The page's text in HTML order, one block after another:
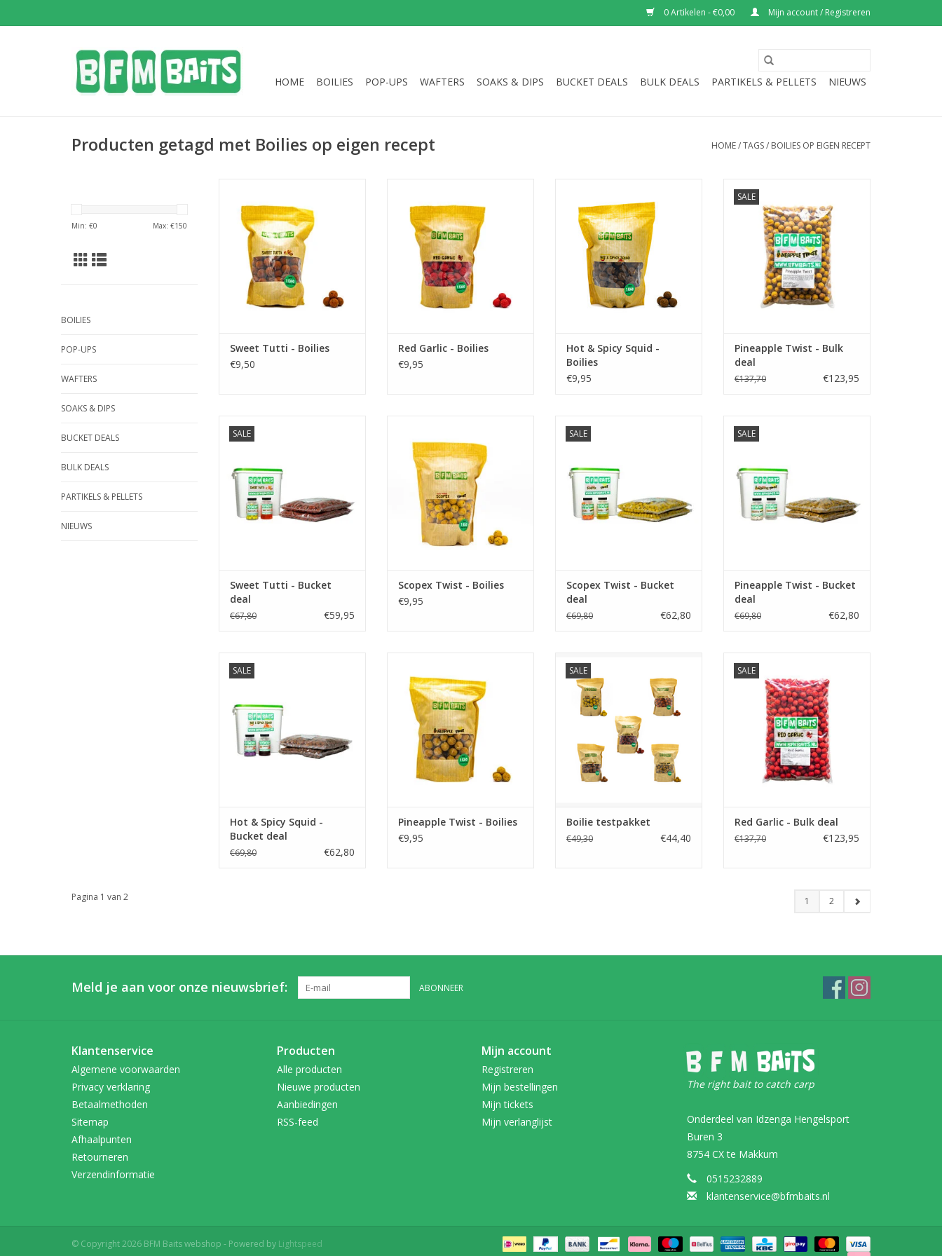
0 Artikelen - €0,00 Mijn account / Registreren
HOME BOILIES POP-UPS WAFTERS SOAKS & DIPS BUCKET DEALS BULK DEALS PARTIKELS & PELLETS NIEUWS
Producten getagd met Boilies op eigen recept HOME/TAGS/ BOILIES OP EIGEN RECEPT
Min: €0 Max: €150
BOILIES
POP-UPS
WAFTERS
SOAKS & DIPS
BUCKET DEALS
BULK DEALS
PARTIKELS & PELLETS
NIEUWS
boilies zijn uitermate geschikt
voor het karpervissen op
afgesloten wateren en vijvers.
TOEVOEGEN AAN WINKELWAGEN
Sweet Tutti - Boilies
€9,50
echte toppers op het kanaal en
op openbare wateren. Door de
flinke dosering knoflookpoeder
en knoflookconcentraat
behouden ze hun sterke smaak
en geur en hebben
bodemgeuren nauwelijks invloed
Red Garlic - Boilies
€9,95
De BFM Baits Hot & Spicy Squid
boilies zijn pittig van smaak, het
gehele jaar inzetbaar, licht
verteerbaar en zeer attractief
tijdens het karpervissen.
TOEVOEGEN AAN WINKELWAGEN
Hot & Spicy Squid -
Boilies
€9,95
SALE
U kunt de Pineapple boilies
kopen in grote aantallen en met
hoge kortingen door gebruik te
maken van onze bulk deals!
Verkrijgbaar in 20mm, 15mm of
in een mix.
TOEVOEGEN AAN WINKELWAGEN
Pineapple Twist - Bulk
deal
€137,70 €123,95
SALE
Sweet tutti Bucket Deal, een
visklaar voor aan de waterkant.
TOEVOEGEN AAN WINKELWAGEN
Sweet Tutti - Bucket
deal
€67,80 €59,95
hebben een zoete en zachte
smaak met een mooie structuur
en zijn van uitmuntende kwaliteit.
Ideaal inzetbaar tijdens het
karpervissen.
TOEVOEGEN AAN WINKELWAGEN
Scopex Twist - Boilies
€9,95
SALE
Met deze bucketdeal bent u gelijk
sessie, Onze Scopex Twist kent
geen gelijke.
TOEVOEGEN AAN WINKELWAGEN
Scopex Twist - Bucket
deal
€69,80 €62,80
SALE
Met deze handige bucketdeal
onvergetelijke sessie.
TOEVOEGEN AAN WINKELWAGEN
Pineapple Twist - Bucket
deal
€69,80 €62,80
SALE
Hot en Spicy Squid bucket deal.
handige emmer.
TOEVOEGEN AAN WINKELWAGEN
Hot & Spicy Squid -
Bucket deal
€69,80 €62,80
BFM Baits Pineapple Twist boilies
bevatten een
mierzoete pineapple flavour,
komijn als smaakversterker en
fenegriek voor de uitwaseming
onderwater en maken deze
boilies tot een echte pb killers
tijdens het karpervissen.
Pineapple Twist - Boilies
€9,95
SALE
Het BFM Baits Boilie testpakket
bestaande uit 5 soorten / smaken
(5kg) van de bewezen BFM Baits
range. Best For More!
TOEVOEGEN AAN WINKELWAGEN
Boilie testpakket
€49,30 €44,40
SALE
De welbekende Red Garlic boilie,
een topper op het kanaal en
openbare water.
TOEVOEGEN AAN WINKELWAGEN
Red Garlic - Bulk deal
€137,70 €123,95
Pagina 1 van 2 1 2
Meld je aan voor onze nieuwsbrief: ABONNEER
Klantenservice
Algemene voorwaarden
Privacy verklaring
Betaalmethoden
Sitemap
Afhaalpunten
Retourneren
Verzendinformatie
Producten
Alle producten
Nieuwe producten
Aanbiedingen
RSS-feed
Mijn account
Registreren
Mijn bestellingen
Mijn tickets
Mijn verlanglijst
The right bait to catch carp
Onderdeel van Idzenga Hengelsport
Buren 3
8754 CX te Makkum
0515232889
klantenservice@bfmbaits.nl
© Copyright 2026 BFM Baits webshop - Powered by Lightspeed